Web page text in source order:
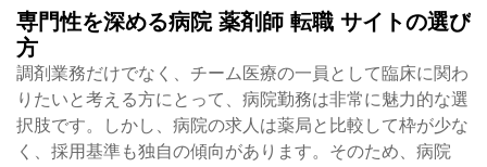
専門性を深める病院 薬剤師 転職 サイトの選び
方
調剤業務だけでなく、チーム医療の一員として臨床に関わ
りたいと考える方にとって、病院勤務は非常に魅力的な選
択肢です。しかし、病院の求人は薬局と比較して枠が少な
く、採用基準も独自の傾向があります。そのため、病院